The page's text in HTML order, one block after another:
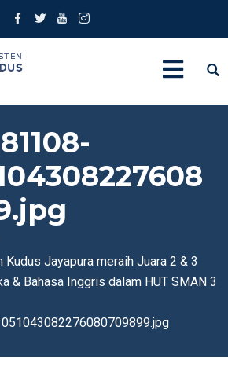
Jayapura meraih Juara 2 & 3
& Bahasa Inggris dalam HUT SMAN 3